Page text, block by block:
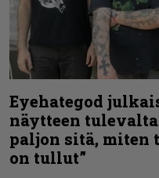
Eyehategod
näytteen
paljon sitä,
on tullut”